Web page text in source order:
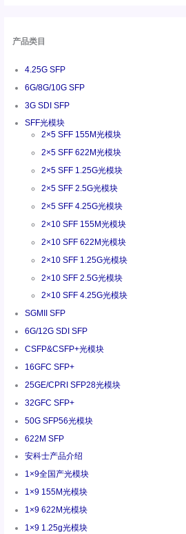
产品类目
4.25G SFP
6G/8G/10G SFP
3G SDI SFP
SFF光模块
2×5 SFF 155M光模块
2×5 SFF 622M光模块
2×5 SFF 1.25G光模块
2×5 SFF 2.5G光模块
2×5 SFF 4.25G光模块
2×10 SFF 155M光模块
2×10 SFF 622M光模块
2×10 SFF 1.25G光模块
2×10 SFF 2.5G光模块
2×10 SFF 4.25G光模块
SGMII SFP
6G/12G SDI SFP
CSFP&CSFP+光模块
16GFC SFP+
25GE/CPRI SFP28光模块
32GFC SFP+
50G SFP56光模块
622M SFP
安科士产品介绍
1×9全国产光模块
1×9 155M光模块
1×9 622M光模块
1×9 1.25g光模块